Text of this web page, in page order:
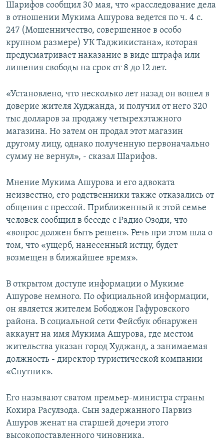
Шарифов сообщил 30 мая, что «расследование дела
в отношении Мукима Ашурова ведется по ч. 4 с.
247 (Мошенничество, совершенное в особо
крупном размере) УК Таджикистана», которая
предусматривает наказание в виде штрафа или
лишения свободы на срок от 8 до 12 лет.
«Установлено, что несколько лет назад он вошел в
доверие жителя Худжанда, и получил от него 320
тыс долларов за продажу четырехэтажного
магазина. Но затем он продал этот магазин
другому лицу, однако полученную первоначально
сумму не вернул», - сказал Шарифов.
Мнение Мукима Ашурова и его адвоката
неизвестно, его родственники также отказались от
общения с прессой. Приближенный к этой семье
человек сообщил в беседе с Радио Озоди, что
«вопрос должен быть решен». Речь при этом шла о
том, что «ущерб, нанесенный истцу, будет
возмещен в ближайшее время».
В открытом доступе информации о Мукиме
Ашурове немного. По официальной информации,
он является жителем Бободжон Гафуровского
района. В социальной сети Фейсбук обнаружен
аккаунт на имя Мукима Ашурова, где местом
жительства указан город Худжанд, а занимаемая
должность - директор туристической компании
«Спутник».
Его называют сватом премьер-министра страны
Кохира Расулзода. Сын задержанного Парвиз
Ашуров женат на старшей дочери этого
высокопоставленного чиновника.